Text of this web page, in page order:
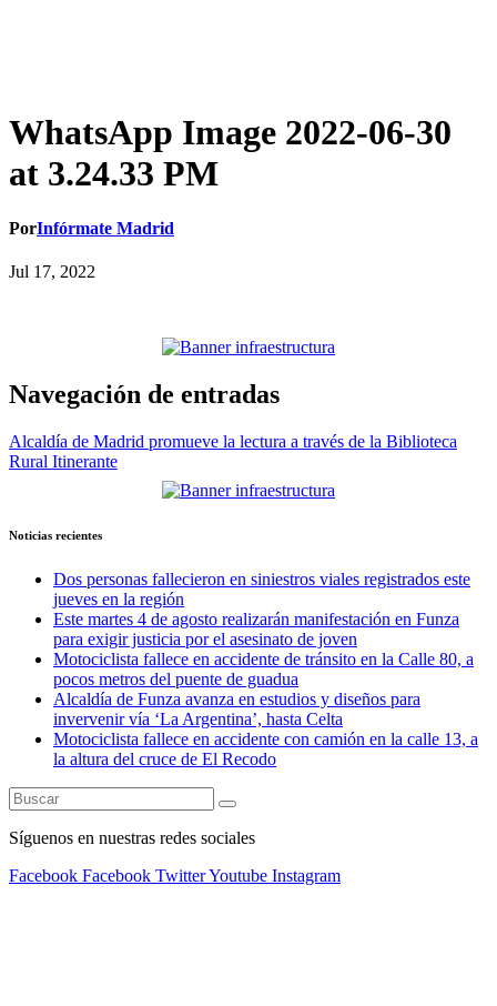
WhatsApp Image 2022-06-30
at 3.24.33 PM
PorInfórmate Madrid
Jul 17, 2022
Navegación de entradas
Alcaldía de Madrid promueve la lectura a través de la Biblioteca
Rural Itinerante
Noticias recientes
Dos personas fallecieron en siniestros viales registrados este
jueves en la región
Este martes 4 de agosto realizarán manifestación en Funza
para exigir justicia por el asesinato de joven
Motociclista fallece en accidente de tránsito en la Calle 80, a
pocos metros del puente de guadua
Alcaldía de Funza avanza en estudios y diseños para
invervenir vía ‘La Argentina’, hasta Celta
Motociclista fallece en accidente con camión en la calle 13, a
la altura del cruce de El Recodo
Síguenos en nuestras redes sociales
Facebook Facebook TwitterYoutube Instagram